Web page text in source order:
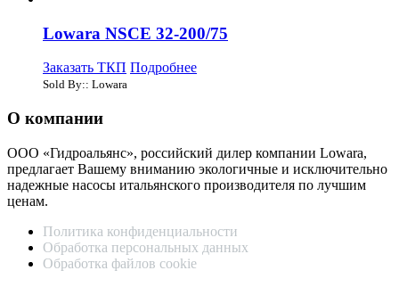
Lowara NSCE 32-200/75
Заказать ТКП Подробнее
Sold By:: Lowara
О компании
ООО «Гидроальянс», российский дилер компании Lowara,
предлагает Вашему вниманию экологичные и исключительно
надежные насосы итальянского производителя по лучшим
ценам.
Политика конфиденциальности
Обработка персональных данных
Обработка файлов cookie